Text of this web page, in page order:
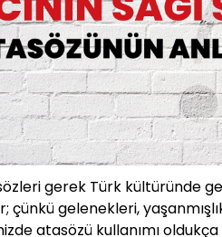
gerek Türk kültüründe
çünkü gelenekleri,
atasözü kullanımı